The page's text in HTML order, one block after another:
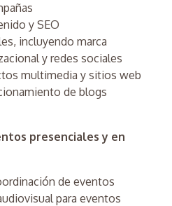
y SEO
incluyendo marca
y redes sociales
multimedia y sitios web
de blogs
presenciales y en
de eventos
para eventos